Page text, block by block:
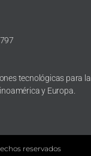
tecnológicas para la
y Europa.
reservados